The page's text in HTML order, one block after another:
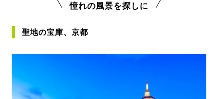
憧れの風景を探しに
聖地の宝庫、京都